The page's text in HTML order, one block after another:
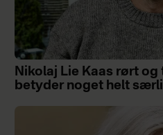
Nikolaj Lie Kaas rørt
betyder noget helt